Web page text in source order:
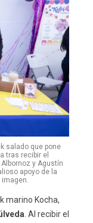
salado que pone
tras recibir el
y Agustín
apoyo de la
imagen.
marino Kocha,
. Al recibir el